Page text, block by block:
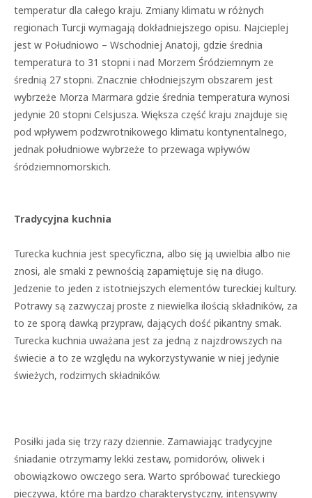
temperatur dla całego kraju. Zmiany klimatu w różnych
regionach Turcji wymagają dokładniejszego opisu. Najcieplej
jest w Południowo – Wschodniej Anatoji, gdzie średnia
temperatura to 31 stopni i nad Morzem Śródziemnym ze
średnią 27 stopni. Znacznie chłodniejszym obszarem jest
wybrzeże Morza Marmara gdzie średnia temperatura wynosi
jedynie 20 stopni Celsjusza. Większa część kraju znajduje się
pod wpływem podzwrotnikowego klimatu kontynentalnego,
jednak południowe wybrzeże to przewaga wpływów
śródziemnomorskich.
Tradycyjna kuchnia
Turecka kuchnia jest specyficzna, albo się ją uwielbia albo nie
znosi, ale smaki z pewnością zapamiętuje się na długo.
Jedzenie to jeden z istotniejszych elementów tureckiej kultury.
Potrawy są zazwyczaj proste z niewielka ilością składników, za
to ze sporą dawką przypraw, dających dość pikantny smak.
Turecka kuchnia uważana jest za jedną z najzdrowszych na
świecie a to ze względu na wykorzystywanie w niej jedynie
świeżych, rodzimych składników.
Posiłki jada się trzy razy dziennie. Zamawiając tradycyjne
śniadanie otrzymamy lekki zestaw, pomidorów, oliwek i
obowiązkowo owczego sera. Warto spróbować tureckiego
pieczywa, które ma bardzo charakterystyczny, intensywny